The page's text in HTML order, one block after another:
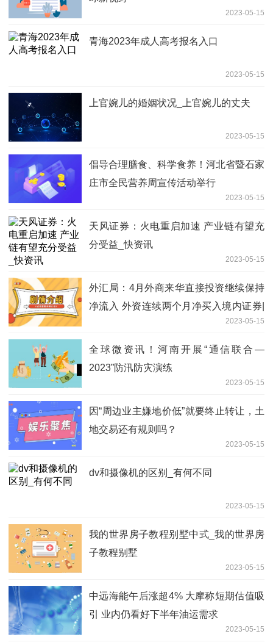
2023-05-15
青海2023年成人高考报名入口
2023-05-15
上官婉儿的婚姻状况_上官婉儿的丈夫
2023-05-15
倡导合理膳食、科学食养！河北省暨石家
庄市全民营养周宣传活动举行
2023-05-15
天风证券：火电重启加速 产业链有望充
分受益_快资讯
2023-05-15
外汇局：4月外商来华直接投资继续保持
净流入 外资连续两个月净买入境内证券|
2023-05-15
全球微资讯！河南开展“通信联合—
2023”防汛防灾演练
2023-05-15
因“周边业主嫌地价低”就要终止转让，土
地交易还有规则吗？
2023-05-15
dv和摄像机的区别_有何不同
2023-05-15
我的世界房子教程别墅中式_我的世界房
子教程别墅
2023-05-15
中远海能午后涨超4% 大摩称短期估值吸
引 业内仍看好下半年油运需求
2023-05-15